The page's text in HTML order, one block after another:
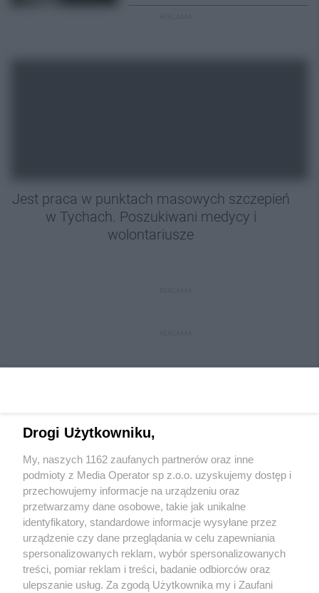
Jest praca w punktach masowych szczepień
w Tychach. Poszukiwani medycy i
wolontariusze
Wydawca mediówlokalnych
Nie zapomnij
zapoznać się z:
polityką prywatności regulamin korzystania z portali
Twojemiasto Skontakuj sięz nami
Drogi Użytkowniku,
My, naszych 1162 zaufanych partnerów oraz inne
podmioty z Media Operator sp z.o.o. uzyskujemy dostęp i
przechowujemy informacje na urządzeniu oraz
przetwarzamy dane osobowe, takie jak unikalne
identyfikatory, standardowe informacje wysyłane przez
urządzenie czy dane przeglądania w celu zapewniania
spersonalizowanych reklam, wybór spersonalizowanych
treści, pomiar reklam i treści, badanie odbiorców oraz
ulepszanie usług. Za zgodą Użytkownika my i Zaufani